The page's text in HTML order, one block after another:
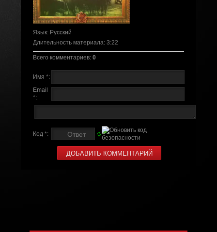
Язык: Русский
Длительность материала: 3:22
Всего комментариев: 0
Имя *:
Email
*:
Код *: